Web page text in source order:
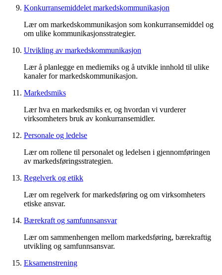
Konkurransemiddelet markedskommunikasjon
Lær om markedskommunikasjon som konkurransemiddel og
om ulike kommunikasjonsstrategier.
Utvikling av markedskommunikasjon
Lær å planlegge en mediemiks og å utvikle innhold til ulike
kanaler for markedskommunikasjon.
Markedsmiks
Lær hva en markedsmiks er, og hvordan vi vurderer
virksomheters bruk av konkurransemidler.
Personale og ledelse
Lær om rollene til personalet og ledelsen i gjennomføringen
av markedsføringsstrategien.
Regelverk og etikk
Lær om regelverk for markedsføring og om virksomheters
etiske ansvar.
Bærekraft og samfunnsansvar
Lær om sammenhengen mellom markedsføring, bærekraftig
utvikling og samfunnsansvar.
Eksamenstrening